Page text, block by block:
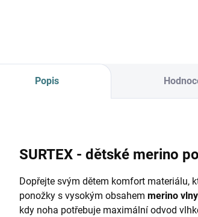
hedvábí.
NeobsahujePopis
SURTEX - dětské merino
Dopřejte svým dětem komfort materiálu,
ponožky s vysokým obsahem merino
kdy noha potřebuje maximální odvod